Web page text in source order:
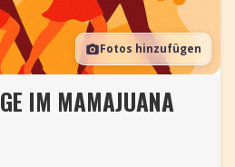
Fotos hinzufügen
IM MAMAJUANA